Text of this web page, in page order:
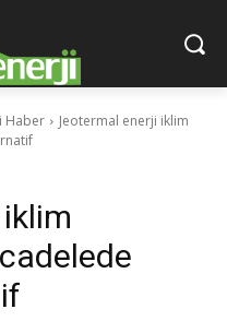
Haber
Jeotermal enerji iklim